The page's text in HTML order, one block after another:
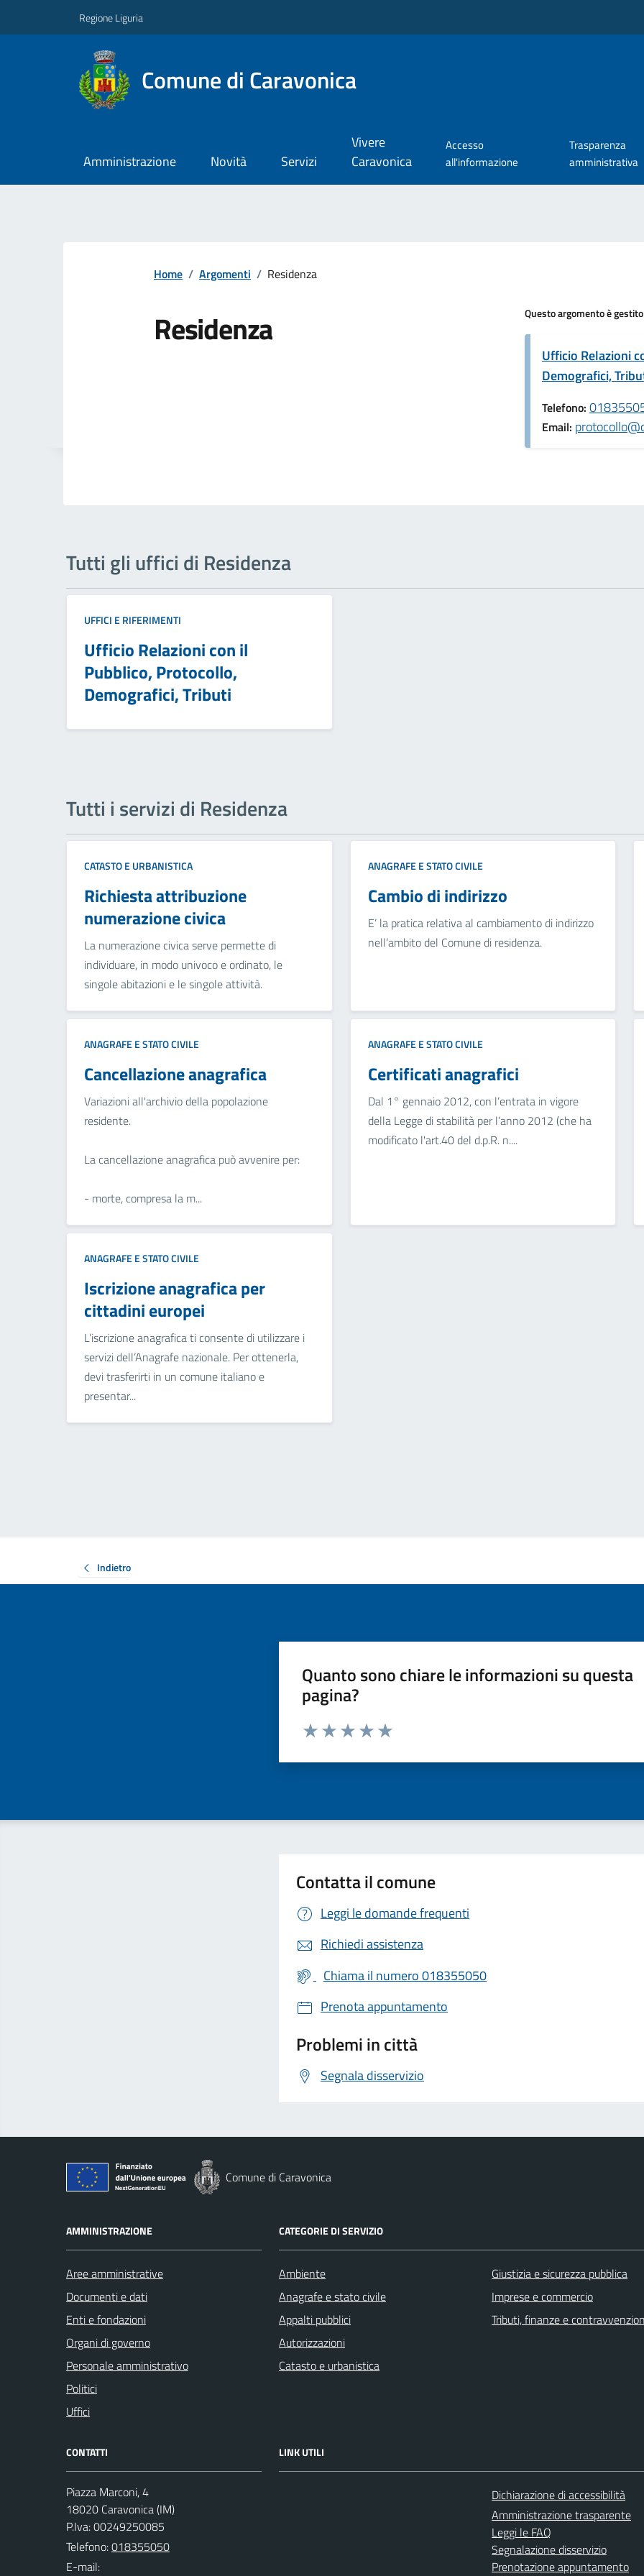
Regione Liguria
Comune di Caravonica
Amministrazione Novità Servizi
Vivere
Caravonica
Accesso
all'informazione
Trasparenza
amministrativa
Home / Argomenti / Residenza
Residenza Questo argomento è
Ufficio Relazioni
Demografici,
Telefono:
Email:
Tutti gli uffici di Residenza
UFFICI E RIFERIMENTI
Ufficio Relazioni con il
Pubblico, Protocollo,
Demografici, Tributi
Tutti i servizi di Residenza
CATASTO E URBANISTICA
Richiesta attribuzione
numerazione civica
La numerazione civica serve permette di
individuare, in modo univoco e ordinato, le
singole abitazioni e le singole attività.
ANAGRAFE E STATO CIVILE
Cambio di indirizzo
E’ la pratica relativa al cambiamento di indirizzo
nell’ambito del Comune di residenza.
ANAGRAFE E STATO CIVILE
Cancellazione anagrafica
Variazioni all'archivio della popolazione
residente.
La cancellazione anagrafica può avvenire per:
- morte, compresa la m...
ANAGRAFE E STATO CIVILE
Certificati anagrafici
Dal 1° gennaio 2012, con l’entrata in vigore
della Legge di stabilità per l’anno 2012 (che ha
modificato l'art.40 del d.p.R. n....
ANAGRAFE E STATO CIVILE
Iscrizione anagrafica per
cittadini europei
L’iscrizione anagrafica ti consente di utilizzare i
servizi dell’Anagrafe nazionale. Per ottenerla,
devi trasferirti in un comune italiano e
presentar...
Indietro
Quanto sono chiare le informazioni su questa
pagina?
Valuta da 1 a 5 stelle la pagina
Contatta il comune
Leggi le domande frequenti
Richiedi assistenza
Chiama il numero 018355050
Prenota appuntamento
Problemi in città
Segnala disservizio
Comune di Caravonica
AMMINISTRAZIONE
Aree amministrative
Documenti e dati
Enti e fondazioni
Organi di governo
Personale amministrativo
Politici
Uffici
CATEGORIE DI SERVIZIO
Ambiente
Anagrafe e stato civile
Appalti pubblici
Autorizzazioni
Catasto e urbanistica
Giustizia e sicurezza pubblica
Imprese e commercio
Tributi, finanze e
CONTATTI
Piazza Marconi, 4
18020 Caravonica (IM)
P.Iva: 00249250085
Telefono:018355050
E-mail:
LINK UTILI
Dichiarazione di accessibilità
Amministrazione trasparente
Leggi le FAQ
Segnalazione disservizio
Prenotazione appuntamento